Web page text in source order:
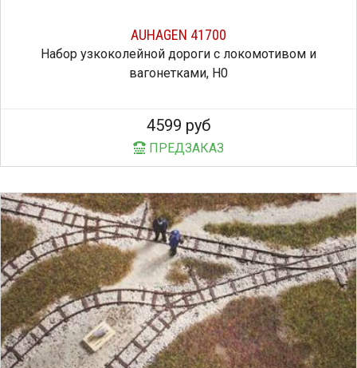
AUHAGEN 41700
Набор узкоколейной дороги с локомотивом и
вагонетками, H0
4599 руб
ПРЕДЗАКАЗ